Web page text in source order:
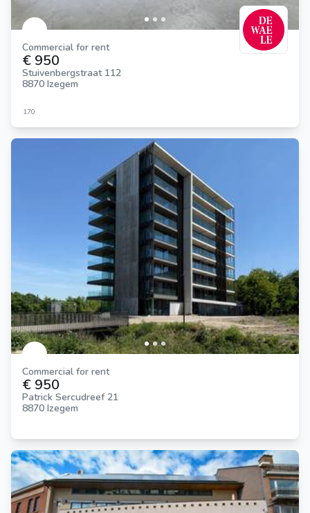
Commercial for rent
€ 950
Stuivenbergstraat 112
8870 Izegem
170
Commercial for rent
€ 950
Patrick Sercudreef 21
8870 Izegem